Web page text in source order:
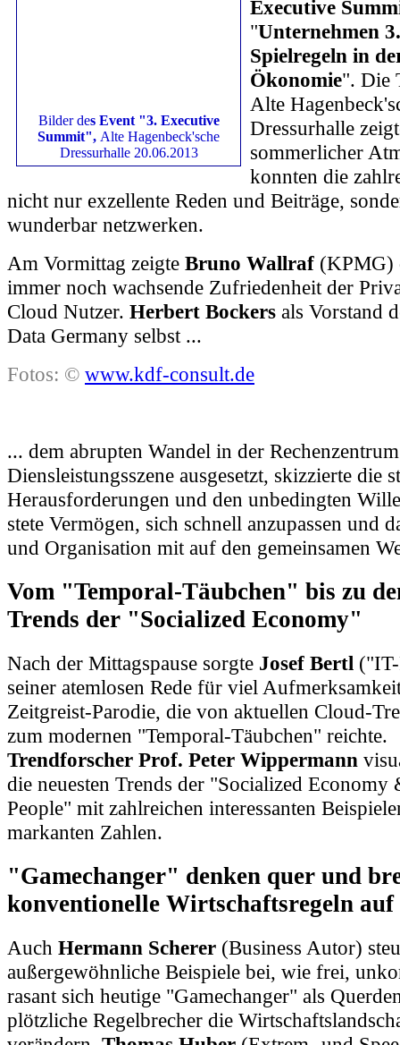
Bilder des Event "3. Executive
Summit", Alte Hagenbeck'sche
Dressurhalle 20.06.2013
Executive
"Unternehmen
Spielregeln in
Ökonomie". Die
Alte
Dressurhalle
sommerlicher
konnten die
nicht nur exzellente Reden und Beiträge,
wunderbar netzwerken.
Am Vormittag zeigte Bruno Wallraf (KPMG)
immer noch wachsende Zufriedenheit der
Cloud Nutzer. Herbert Bockers als Vorstand
Data Germany selbst ...
Fotos: © www.kdf-consult.de
... dem abrupten Wandel in der
Diensleistungsszene ausgesetzt, skizzierte die
Herausforderungen und den unbedingten
stete Vermögen, sich schnell anzupassen und
und Organisation mit auf den gemeinsamen
Vom "Temporal-Täubchen" bis zu
Trends der "Socialized Economy"
Nach der Mittagspause sorgte Josef Bertl
seiner atemlosen Rede für viel
Zeitgreist-Parodie, die von aktuellen Cloud-
zum modernen "Temporal-Täubchen" reichte.
Trendforscher Prof. Peter Wippermann
die neuesten Trends der "Socialized
People" mit zahlreichen interessanten
markanten Zahlen.
"Gamechanger" denken quer und
konventionelle Wirtschaftsregeln auf
Auch Hermann Scherer (Business Autor)
außergewöhnliche Beispiele bei, wie frei,
rasant sich heutige "Gamechanger" als
plötzliche Regelbrecher die